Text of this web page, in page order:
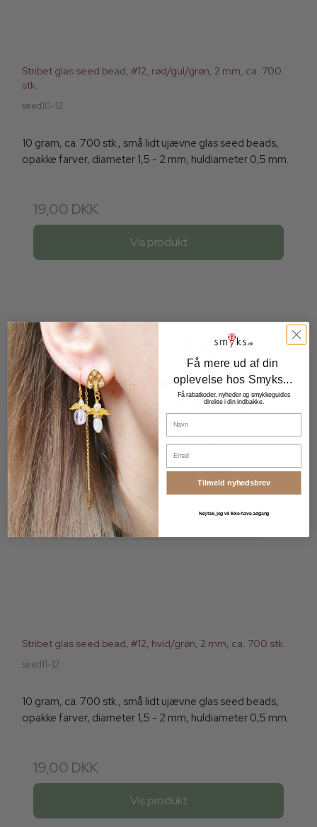
Stribet glas seed bead, #12, rød/gul/grøn, 2 mm, ca. 700
stk.
seed10-12
10 gram, ca. 700 stk., små lidt ujævne glas seed beads,
opakke farver, diameter 1,5 - 2 mm, huldiameter 0,5 mm.
19,00 DKK
Vis produkt
Stribet glas seed bead, #12, hvid/grøn, 2 mm, ca. 700 stk.
seed11-12
10 gram, ca. 700 stk., små lidt ujævne glas seed beads,
opakke farver, diameter 1,5 - 2 mm, huldiameter 0,5 mm.
19,00 DKK
Vis produkt
Få mere ud af din
oplevelse hos Smyks...
Få rabatkoder, nyheder og smykkeguides
direkte i din indbakke.
Tilmeld nyhedsbrev
Nej tak, jeg vil ikke have adgang